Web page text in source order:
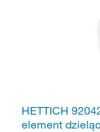
HETTICH
element